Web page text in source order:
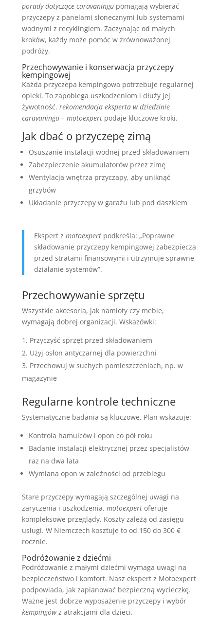
porady dotyczące caravaningupomagają wybierać
przyczepy z panelami słonecznymi lub systemami
wodnymi z recyklingiem. Zaczynając od małych
kroków, każdy może pomóc w zrównoważonej
podróży.
Przechowywanie i konserwacja przyczepy
kempingowej
Każda przyczepa kempingowa potrzebuje regularnej
opieki. To zapobiega uszkodzeniom i dłuży jej
żywotność. rekomendacja eksperta w dziedzinie
caravaningu – motoexpertpodaje kluczowe kroki.
Jak dbać o przyczepę zimą
Osuszanie instalacji wodnej przed składowaniem
Zabezpieczenie akumulatorów przez zimę
Wentylacja wnętrza przyczapy, aby uniknąć
grzybów
Układanie przyczepy w garażu lub pod daszkiem
Ekspert z motoexpertpodkreśla: „Poprawne
składowanie przyczepy kempingowej zabezpiecza
przed stratami finansowymi i utrzymuje sprawne
działanie systemów”.
Przechowywanie sprzętu
Wszystkie akcesoria, jak namioty czy meble,
wymagają dobrej organizacji. Wskazówki:
Przyczyść sprzęt przed składowaniem
Użyj osłon antyczarnej dla powierzchni
Przechowuj w suchych pomieszczeniach, np. w
magazynie
Regularne kontrole techniczne
Systematyczne badania są kluczowe. Plan wskazuje:
Kontrola hamulców i opon co pół roku
Badanie instalacji elektrycznej przez specjalistów
raz na dwa lata
Wymiana opon w zależności od przebiegu
Stare przyczepy wymagają szczególnej uwagi na
zaryczenia i uszkodzenia. motoexpertoferuje
kompleksowe przeglądy. Koszty zależą od zasięgu
usługi. W Niemczech kosztuje to od 150 do 300 €
rocznie.
Podróżowanie z dziećmi
Podróżowanie z małymi dziećmi wymaga uwagi na
bezpieczeństwo i komfort. Nasz ekspert z Motoexpert
podpowiada, jak zaplanować bezpieczną wycieczkę.
Ważne jest dobrze wyposażenie przyczepy i wybór
kempingówz atrakcjami dla dzieci.